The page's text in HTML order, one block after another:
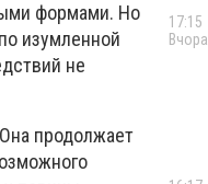
формами. Но
изумленной
не
продолжает
17:15
Вчора